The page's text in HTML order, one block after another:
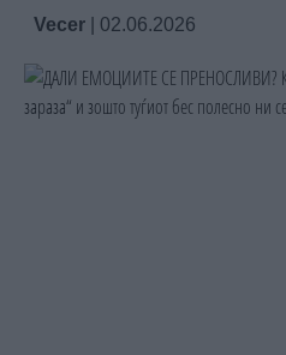
Vecer 02.06.2026